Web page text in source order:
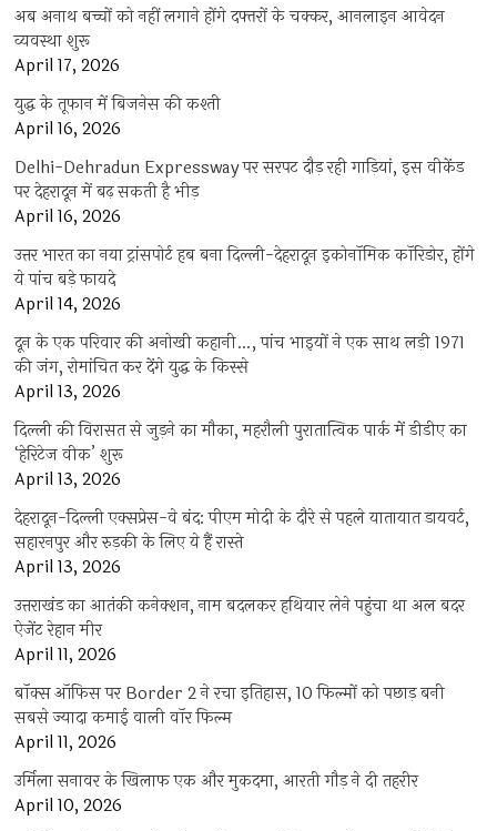
अब अनाथ बच्चों को नहीं लगाने होंगे दफ्तरों के चक्कर, आनलाइन आवेदन
व्यवस्था शुरू
April 17, 2026
युद्ध के तूफान में बिजनेस की कश्ती
April 16, 2026
Delhi-Dehradun Expressway पर सरपट दौड़ रही गाड़ियां, इस वीकेंड
पर देहरादून में बढ़ सकती है भीड़
April 16, 2026
उत्तर भारत का नया ट्रांसपोर्ट हब बना दिल्ली-देहरादून इकोनॉमिक कॉरिडोर, होंगे
ये पांच बड़े फायदे
April 14, 2026
दून के एक परिवार की अनोखी कहानी…, पांच भाइयों ने एक साथ लड़ी 1971
की जंग, रोमांचित कर देंगे युद्ध के किस्से
April 13, 2026
दिल्ली की विरासत से जुड़ने का मौका, महरौली पुरातात्विक पार्क में डीडीए का
‘हेरिटेज वीक’ शुरू
April 13, 2026
देहरादून-दिल्ली एक्सप्रेस-वे बंद: पीएम मोदी के दौरे से पहले यातायात डायवर्ट,
सहारनपुर और रुड़की के लिए ये हैं रास्ते
April 13, 2026
उत्तराखंड का आतंकी कनेक्शन, नाम बदलकर हथियार लेने पहुंचा था अल बदर
ऐजेंट रेहान मीर
April 11, 2026
बॉक्स ऑफिस पर Border 2 ने रचा इतिहास, 10 फिल्मों को पछाड़ बनी
सबसे ज्यादा कमाई वाली वॉर फिल्म
April 11, 2026
उर्मिला सनावर के खिलाफ एक और मुकदमा, आरती गौड़ ने दी तहरीर
April 10, 2026